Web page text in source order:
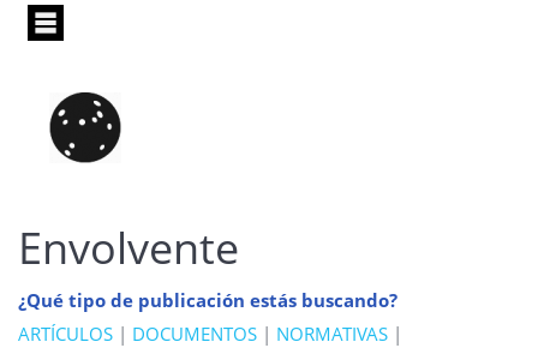
Pasar
principal
Envolvente
¿Qué tipo de publicación estás buscando?
ARTÍCULOS | DOCUMENTOS | NORMATIVAS |